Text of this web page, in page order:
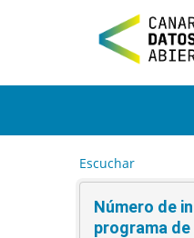
t
Escuchar
Número de
programa